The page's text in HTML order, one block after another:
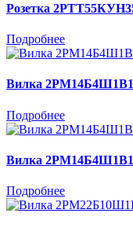
Розетка
Подробнее
Вилка
Подробнее
Вилка
Подробнее